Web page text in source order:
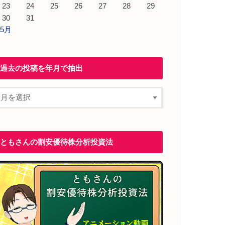
23 24 25 26 27 28
29
30
31
月
過去の投稿を年月で抽出
ともさんの割安優待株分析投資法